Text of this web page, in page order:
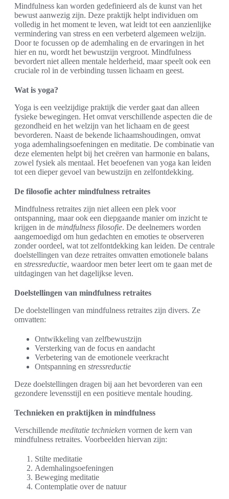
Mindfulness kan worden gedefinieerd als de kunst van het
bewust aanwezig zijn. Deze praktijk helpt individuen om
volledig in het moment te leven, wat leidt tot een aanzienlijke
vermindering van stress en een verbeterd algemeen welzijn.
Door te focussen op de ademhaling en de ervaringen in het
hier en nu, wordt het bewustzijn vergroot. Mindfulness
bevordert niet alleen mentale helderheid, maar speelt ook een
cruciale rol in de verbinding tussen lichaam en geest.
Wat is yoga?
Yoga is een veelzijdige praktijk die verder gaat dan alleen
fysieke bewegingen. Het omvat verschillende aspecten die de
gezondheid en het welzijn van het lichaam en de geest
bevorderen. Naast de bekende lichaamshoudingen, omvat
yoga ademhalingsoefeningen en meditatie. De combinatie van
deze elementen helpt bij het creëren van harmonie en balans,
zowel fysiek als mentaal. Het beoefenen van yoga kan leiden
tot een dieper gevoel van bewustzijn en zelfontdekking.
De filosofie achter mindfulness retraites
Mindfulness retraites zijn niet alleen een plek voor
ontspanning, maar ook een diepgaande manier om inzicht te
krijgen in de mindfulness filosofie. De deelnemers worden
aangemoedigd om hun gedachten en emoties te observeren
zonder oordeel, wat tot zelfontdekking kan leiden. De centrale
doelstellingen van deze retraites omvatten emotionele balans
en stressreductie, waardoor men beter leert om te gaan met de
uitdagingen van het dagelijkse leven.
Doelstellingen van mindfulness retraites
De doelstellingen van mindfulness retraites zijn divers. Ze
omvatten:
Ontwikkeling van zelfbewustzijn
Versterking van de focus en aandacht
Verbetering van de emotionele veerkracht
Ontspanning en stressreductie
Deze doelstellingen dragen bij aan het bevorderen van een
gezondere levensstijl en een positieve mentale houding.
Technieken en praktijken in mindfulness
Verschillende meditatie technieken vormen de kern van
mindfulness retraites. Voorbeelden hiervan zijn:
Stilte meditatie
Ademhalingsoefeningen
Beweging meditatie
Contemplatie over de natuur